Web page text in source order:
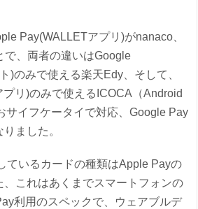
Pay(WALLETアプリ)がnanaco、
で、両者の違いはGoogle
)のみで使える楽天Edy、そして、
リ)のみで使えるICOCA（Android
サイフケータイで対応、Google Pay
ました。
ているカードの種類はApple Payの
、これはあくまでスマートフォンの
利用のスペックで、ウェアブルデ